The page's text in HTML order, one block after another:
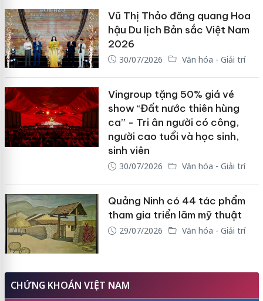
Vũ Thị Thảo đăng quang Hoa
hậu Du lịch Bản sắc Việt Nam
2026
30/07/2026 Văn hóa - Giải trí
Vingroup tặng 50% giá vé
show “Đất nước thiên hùng
ca” - Tri ân người có công,
người cao tuổi và học sinh,
sinh viên
30/07/2026 Văn hóa - Giải trí
Quảng Ninh có 44 tác phẩm
tham gia triển lãm mỹ thuật
29/07/2026 Văn hóa - Giải trí
CHỨNG KHOÁN VIỆT NAM